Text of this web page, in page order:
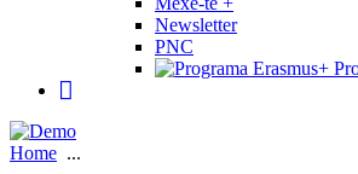
Newsletter
PNC
Home ...